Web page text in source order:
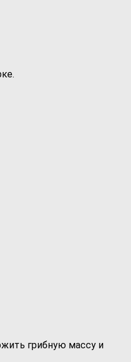
грибную массу и